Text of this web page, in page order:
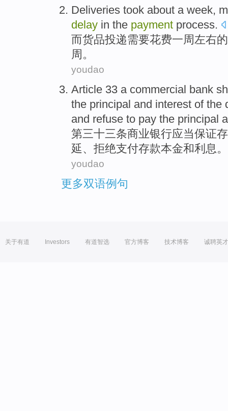
Deliveries took about a week,
delay in the payment process.
而货品投递需要花费一周左右
周。
youdao
Article 33 a commercial bank
the principal and interest of the
and refuse to pay the principal
第三十三条商业银行应当保证
延、 拒绝支付存款本金和利息。
youdao
更多双语例句
关于有道 Investors 有道智选 官方博客 技术博客 诚聘英才